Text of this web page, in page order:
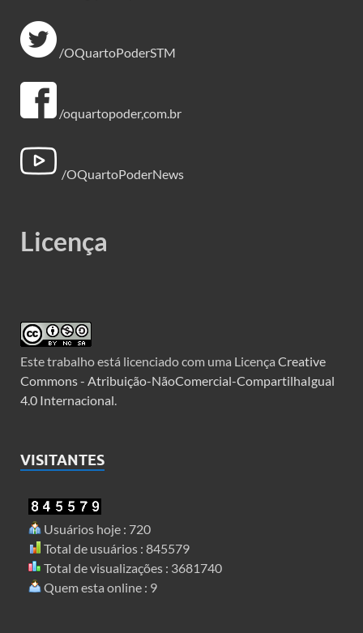
/OQuartoPoderSTM
/oquartopoder,com.br
/OQuartoPoderNews
Licença
Este trabalho está licenciado com uma Licença Creative
Commons - Atribuição-NãoComercial-CompartilhaIgual
4.0 Internacional
VISITANTES
Usuários hoje : 720
Total de usuários : 845579
Total de visualizações : 3681740
Quem esta online : 9